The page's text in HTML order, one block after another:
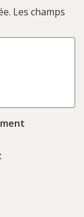
Les champs